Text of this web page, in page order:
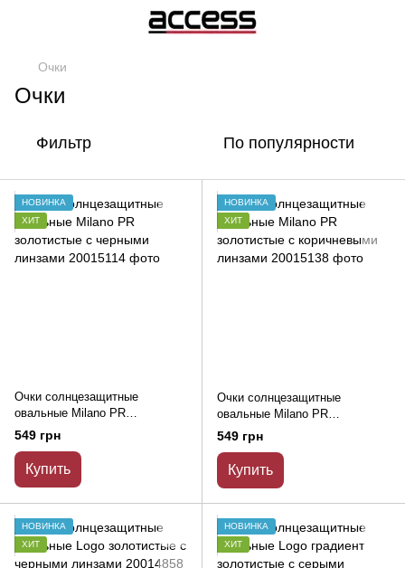
Очки
Очки
Фильтр По популярности
НОВИНКА
ХИТ
Очки солнцезащитные
овальные Milano PR
золотистые с черными
линзами
549 грн
Купить
НОВИНКА
ХИТ
Очки солнцезащитные
овальные Milano PR
золотистые с коричневыми
линзами
549 грн
Купить
НОВИНКА
ХИТ
НОВИНКА
ХИТ